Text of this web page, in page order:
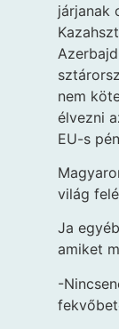
járjanak
nem
élvezni
EU-s
világ
Ja
amiket
-